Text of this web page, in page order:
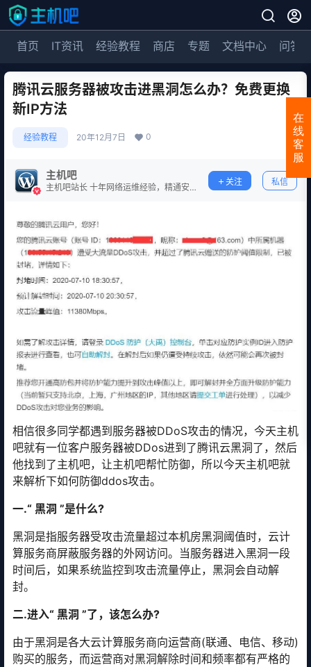
首页 IT资讯 经验教程 商店 专题 文档中心 问答
腾讯云服务器被攻击进黑洞怎么办？免费更换
新IP方法
经验教程 20年12月7日 0
主机吧
主机吧站长 十年网络运维经验，精通安
关注 私信
相信很多同学都遇到服务器被DDoS攻击的情况，今天主机
吧就有一位客户服务器被DDos进到了腾讯云黑洞了，然后
他找到了主机吧，让主机吧帮忙防御，所以今天主机吧就
来解析下如何防御ddos攻击。
一.“ 黑洞 ”是什么?
黑洞是指服务器受攻击流量超过本机房黑洞阈值时，云计
算服务商屏蔽服务器的外网访问。当服务器进入黑洞一段
时间后，如果系统监控到攻击流量停止，黑洞会自动解
封。
二.进入“ 黑洞 ”了，该怎么办?
由于黑洞是各大云计算服务商向运营商(联通、电信、移动)
购买的服务，而运营商对黑洞解除时间和频率都有严格的
在
线
客
服